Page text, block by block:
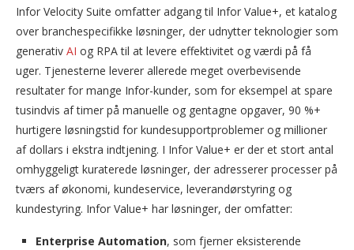
Infor Velocity Suite omfatter adgang til Infor Value+, et katalog
over branchespecifikke løsninger, der udnytter teknologier som
generativ AI og RPA til at levere effektivitet og værdi på få
uger. Tjenesterne leverer allerede meget overbevisende
resultater for mange Infor-kunder, som for eksempel at spare
tusindvis af timer på manuelle og gentagne opgaver, 90 %+
hurtigere løsningstid for kundesupportproblemer og millioner
af dollars i ekstra indtjening. I Infor Value+ er der et stort antal
omhyggeligt kuraterede løsninger, der adresserer processer på
tværs af økonomi, kundeservice, leverandørstyring og
kundestyring. Infor Value+ har løsninger, der omfatter:
Enterprise Automation, som fjerner eksisterende